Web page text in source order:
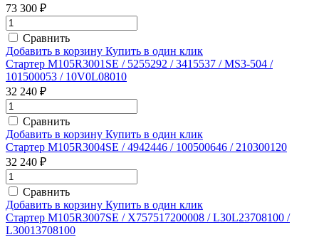
73 300 ₽
Сравнить
Добавить в корзину Купить в один клик
Стартер M105R3001SE / 5255292 / 3415537 / MS3-504 /
101500053 / 10V0L08010
32 240 ₽
Сравнить
Добавить в корзину Купить в один клик
Стартер M105R3004SE / 4942446 / 100500646 / 210300120
32 240 ₽
Сравнить
Добавить в корзину Купить в один клик
Стартер M105R3007SE / X757517200008 / L30L23708100 /
L30013708100